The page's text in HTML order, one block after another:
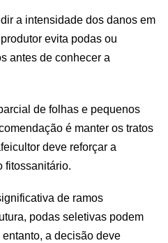
a intensidade dos danos em
evita podas ou
antes de conhecer a
de folhas e pequenos
é manter os tratos
deve reforçar a
fitossanitário.
de ramos
podas seletivas podem
a decisão deve